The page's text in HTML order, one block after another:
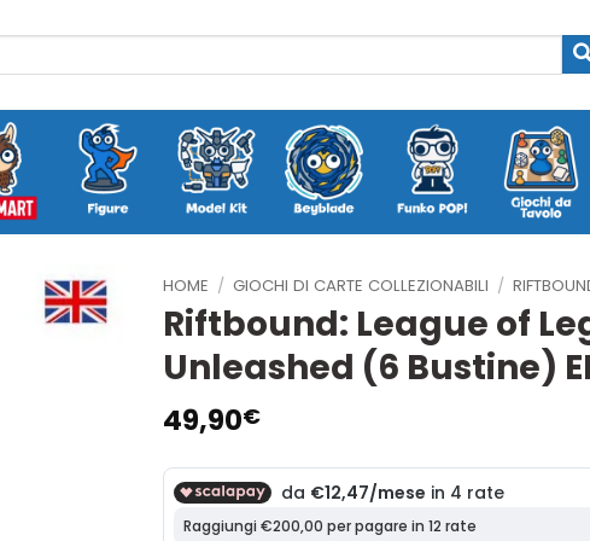
HOME / GIOCHI DI CARTE COLLEZIONABILI /
Riftbound: League of
Unleashed (6 Bustine)
49,90€